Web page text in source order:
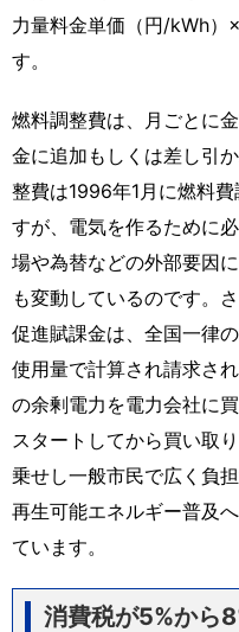
力量料金単価（円/kWh）
す。
燃料調整費は、月ごとに
金に追加もしくは差し引
整費は1996年1月に燃料
すが、電気を作るために
場や為替などの外部要因
も変動しているのです。
促進賦課金は、全国一律
使用量で計算され請求さ
の余剰電力を電力会社に
スタートしてから買い取
乗せし一般市民で広く負
再生可能エネルギー普及
ています。
消費税が5%から